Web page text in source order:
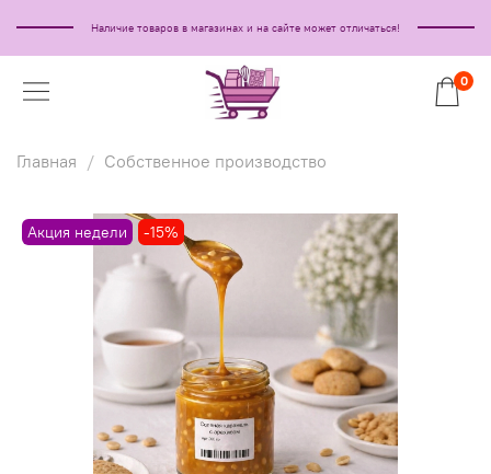
Наличие товаров в магазинах и на сайте может отличаться!
0
Главная Собственное производство
Акция недели -15%